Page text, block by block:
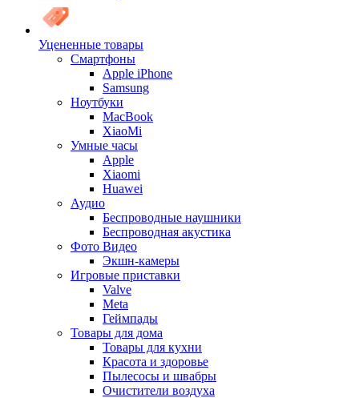
Уцененные товары
Cмартфоны
Apple iPhone
Samsung
Ноутбуки
MacBook
XiaoMi
Умные часы
Apple
Xiaomi
Huawei
Аудио
Беспроводные наушники
Беспроводная акустика
Фото Видео
Экшн-камеры
Игровые приставки
Valve
Meta
Геймпады
Товары для дома
Товары для кухни
Красота и здоровье
Пылесосы и швабры
Очистители воздуха